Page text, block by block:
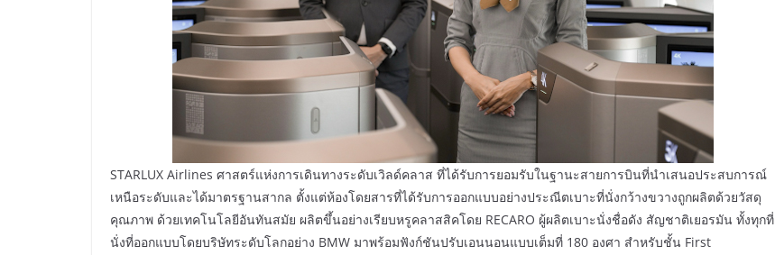
STARLUX Airlines ศาสตร์แห่งการเดินทางระดับเวิลด์คลาส ที่ได้รับการยอมรับในฐานะสายการบินที่นำเสนอประสบการณ์
เหนือระดับและได้มาตรฐานสากล ตั้งแต่ห้องโดยสารที่ได้รับการออกแบบอย่างประณีตเบาะที่นั่งกว้างขวางถูกผลิตด้วยวัสดุ
คุณภาพ ด้วยเทคโนโลยีอันทันสมัย ผลิตขึ้นอย่างเรียบหรูคลาสสิคโดย RECARO ผู้ผลิตเบาะนั่งชื่อดัง สัญชาติเยอรมัน ทั้งทุกที่
นั่งที่ออกแบบโดยบริษัทระดับโลกอย่าง BMW มาพร้อมฟังก์ชันปรับเอนนอนแบบเต็มที่ 180 องศา สำหรับชั้น First